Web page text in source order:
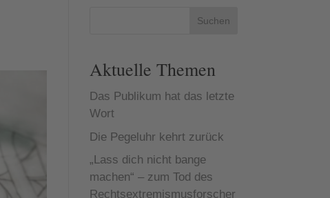
Suchen
Aktuelle Themen
Das Publikum hat das letzte
Wort
Die Pegeluhr kehrt zurück
„Lass dich nicht bange
machen“ – zum Tod des
Rechtsextremismusforscher